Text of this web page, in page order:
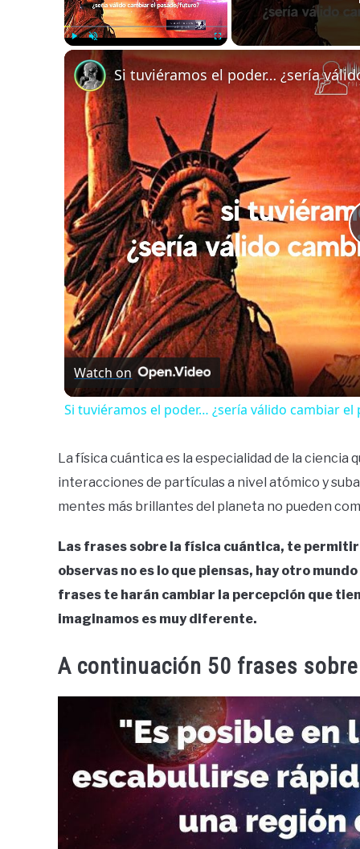
Watch on
Si tuviéramos el poder… ¿sería válido cambiar
La física cuántica es la especialidad de la
interacciones de partículas a nivel atómico y
mentes más brillantes del planeta no pueden
Las frases sobre la física cuántica, te
observas no es lo que piensas, hay otro
frases te harán cambiar la percepción que
imaginamos es muy diferente.
A continuación 50 frases